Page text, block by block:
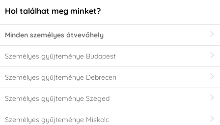
Hol találhat meg minket?
Minden személyes átvevőhely
Személyes gyűjteménye Budapest
Személyes gyűjteménye Debrecen
Személyes gyűjteménye Szeged
Személyes gyűjteménye Miskolc